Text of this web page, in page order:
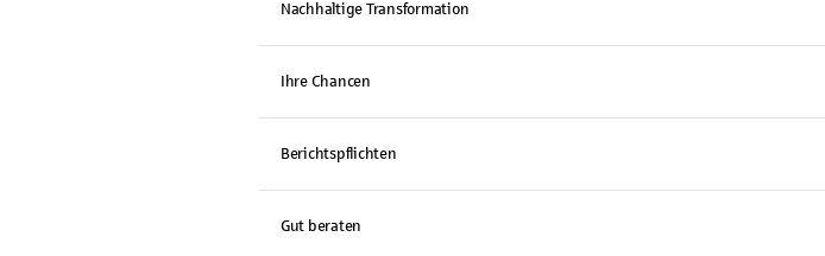
Nachhaltige Transformation
Ihre Chancen
Berichtspflichten
Gut beraten